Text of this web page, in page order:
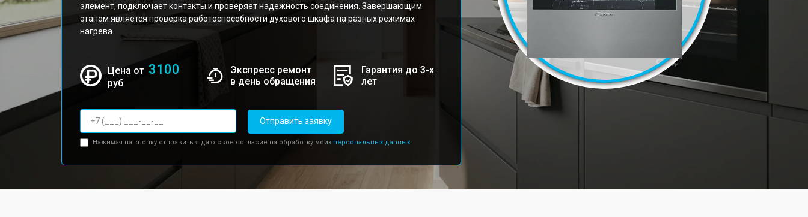
элемент, подключает контакты и проверяет надежность соединения. Завершающим
этапом является проверка работоспособности духового шкафа на разных режимах
нагрева.
Цена от 3100
руб
Экспресс ремонт
в день обращения
Гарантия до 3-х
лет
Отправить заявку
Нажимая на кнопку отправить я даю свое согласие на обработку моих персональных данных.